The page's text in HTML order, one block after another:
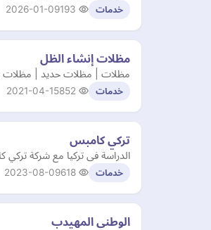
خدمات 2026-01-09
مظلات إنشاء الظل
مظلات | مظلات حديد | مظلات
خدمات 2021-04-15
تركي كامبس
الدراسة فى تركيا مع شركة تركي
خدمات 2023-08-09
الوطني المهيدب